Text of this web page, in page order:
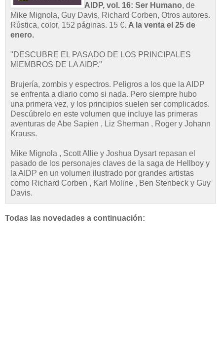
AIDP, vol. 16: Ser Humano, de
Mike Mignola, Guy Davis, Richard Corben, Otros autores.
Rústica, color, 152 páginas. 15 €. A la venta el 25 de
enero.
"DESCUBRE EL PASADO DE LOS PRINCIPALES
MIEMBROS DE LA AIDP."
Brujería, zombis y espectros. Peligros a los que la AIDP
se enfrenta a diario como si nada. Pero siempre hubo
una primera vez, y los principios suelen ser complicados.
Descúbrelo en este volumen que incluye las primeras
aventuras de Abe Sapien , Liz Sherman , Roger y Johann
Krauss.
Mike Mignola , Scott Allie y Joshua Dysart repasan el
pasado de los personajes claves de la saga de Hellboy y
la AIDP en un volumen ilustrado por grandes artistas
como Richard Corben , Karl Moline , Ben Stenbeck y Guy
Davis.
Todas las novedades a continuación: